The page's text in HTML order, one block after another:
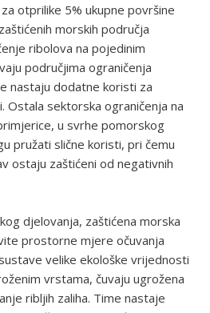
otprilike 5% ukupne površine
morskih područja
ribolova na pojedinim
područjima ograničenja
nastaju dodatne koristi za
Ostala sektorska ograničenja na
u svrhe pomorskog
pružati slične koristi, pri čemu
ostaju zaštićeni od negativnih
djelovanja, zaštićena morska
prostorne mjere očuvanja
velike ekološke vrijednosti
vrstama, čuvaju ugrožena
ribljih zaliha. Time nastaje